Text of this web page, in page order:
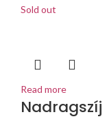
Sold out
Read more
Nadragszíj